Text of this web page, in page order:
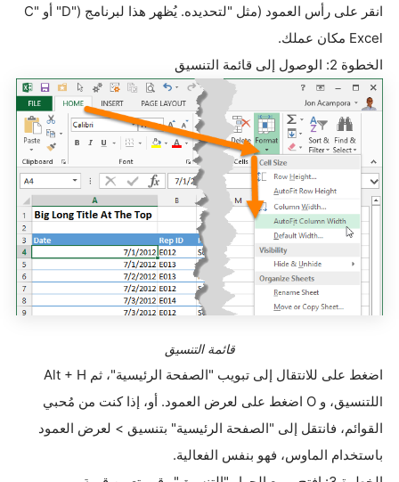
انقر على رأس العمود (مثل "C" أو "D") لتحديده. يُظهر هذا لبرنامج
Excel مكان عملك.
الخطوة 2: الوصول إلى قائمة التنسيق
قائمة التنسيق
اضغط على للانتقال إلى تبويب "الصفحة الرئيسية"، ثم
اضغط على O للتنسيق، وI
لعرض العمود. أو، إذا كنت من مُحبي
القوائم، فانتقل إلى "الصفحة الرئيسية" بتنسيق > لعرض العمود
باستخدام الماوس، فهو بنفس الفعالية.